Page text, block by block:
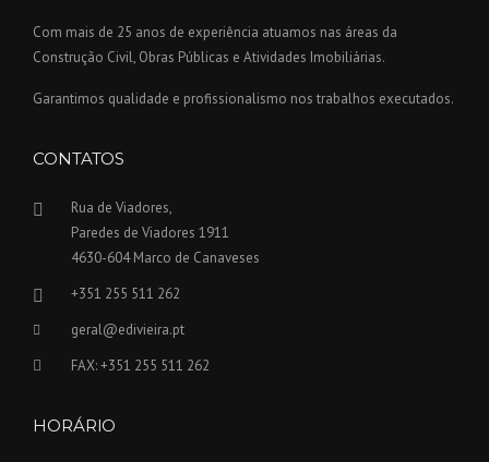
Com mais de 25 anos de experiência atuamos nas áreas da
Construção Civil, Obras Públicas e Atividades Imobiliárias.
Garantimos qualidade e profissionalismo nos trabalhos executados.
CONTATOS
Rua de Viadores,
Paredes de Viadores 1911
4630-604 Marco de Canaveses
+351 255 511 262
geral@edivieira.pt
FAX: +351 255 511 262
HORÁRIO